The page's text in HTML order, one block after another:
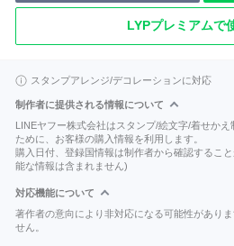
LYPプレミアムで
スタンプアレンジ/デコレーションに対応
制作者に提供される情報について
LINEヤフー株式会社はスタンプ/絵文字/着せか
ために、お客様の購入情報を利用します。
購入日付、登録国情報は制作者から確認するこ
能な情報は含まれません)
対応機能について
著作者の意向により非対応になる可能性があり
せん。